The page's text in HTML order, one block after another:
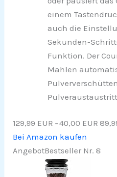
einem
auch die
Sekunden-
Funktion. Der
Mahlen
129,99 EUR −40,00 EUR
Bei Amazon kaufen
AngebotBestseller Nr. 8